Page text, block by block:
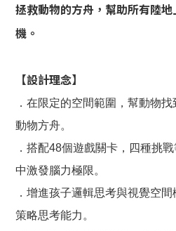
拯救動物的方舟，幫助所有陸
機。
【設計理念】
．在限定的空間範圍，幫動物
動物方舟。
．搭配48個遊戲關卡，四種挑
中激發腦力極限。
．增進孩子邏輯思考與視覺空
策略思考能力。